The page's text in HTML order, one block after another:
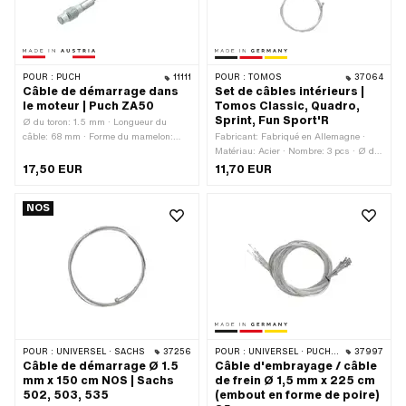
POUR : PUCH 11111
Câble de démarrage dans
le moteur | Puch ZA50
Ø du toron: 1.5 mm · Longueur du
câble: 68 mm · Forme du mamelon:
mamelon: 6 mm · Longueur mamelon:
17,50 EUR
POUR : TOMOS 37064
Set de câbles intérieurs |
Tomos Classic, Quadro,
Sprint, Fun Sport'R
Fabricant: Fabriqué en Allemagne ·
Matériau: Acier · Nombre: 3 pcs · Ø du
toron: 1.2 mm · Ø du toron: 1.8 mm ·
11,70 EUR
NOS
POUR : UNIVERSEL · SACHS 37256
Câble de démarrage Ø 1.5
mm x 150 cm NOS | Sachs
502, 503, 535
POUR : UNIVERSEL · PUCH · SACHS · PONY / CILO (BÊTA 521 & 512) · PIAGGIO · SOLEX 37997
Câble d'embrayage / câble
de frein Ø 1,5 mm x 225 cm
(embout en forme de poire)